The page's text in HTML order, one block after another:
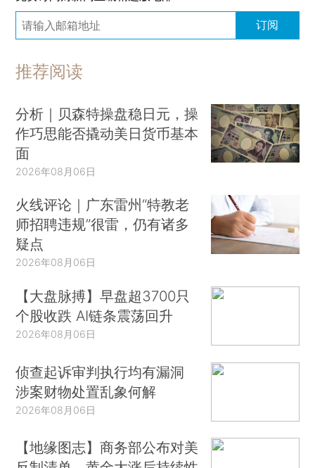
订阅
推荐阅读
分析｜贝森特操盘稳日元，操
作巧思能否撬动美日货币基本
面
2026年08月06日
火线评论｜广东雷州“特教老
师招聘违规”很雷，仍有诸多
疑点
2026年08月06日
【大盘脉搏】早盘超3700只
个股收跌 AI链条震荡回升
2026年08月06日
侦查起诉审判执行均有漏洞
涉案财物处置乱象何解
2026年08月06日
【地缘图志】商务部公布对美